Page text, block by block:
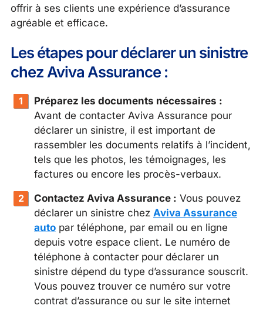
offrir à ses clients une expérience d’assurance
agréable et efficace.
Les étapes pour déclarer un sinistre
chez Aviva Assurance :
Préparez les documents nécessaires :
Avant de contacter Aviva Assurance pour
déclarer un sinistre, il est important de
rassembler les documents relatifs à l’incident,
tels que les photos, les témoignages, les
factures ou encore les procès-verbaux.
Contactez Aviva Assurance : Vous pouvez
déclarer un sinistre chez Aviva Assurance
auto par téléphone, par email ou en ligne
depuis votre espace client. Le numéro de
téléphone à contacter pour déclarer un
sinistre dépend du type d’assurance souscrit.
Vous pouvez trouver ce numéro sur votre
contrat d’assurance ou sur le site internet